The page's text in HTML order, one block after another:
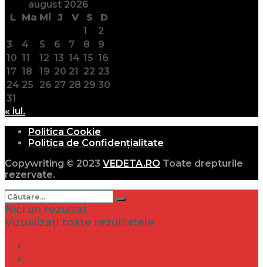
august 2026
L Ma Mi J V S
D
1
2
3
4 5 6 7 8
9
10 11 12 13 14 15 16
17 18 19 20 21 22 23
24 25 26 27 28 29 30
31
« iul.
Politica Cookie
Politica de Confidențialitate
Copywriting © 2023 VEDETA.RO Toate drepturile
rezervate.
Nici un rezultat
Vizualizați toate rezultatele